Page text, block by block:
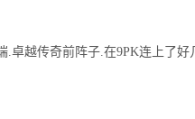
卓越传奇前阵子.在9PK连上了好